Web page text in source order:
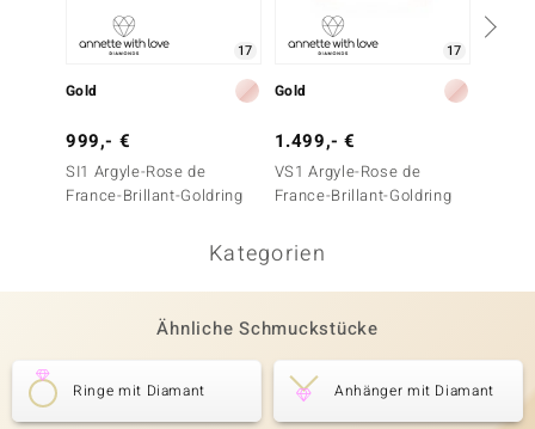
17
Gold
999,- €
SI1 Argyle-Rose de
France-Brillant-Goldring
17
Gold
1.499,- €
VS1 Argyle-Rose de
France-Brillant-Goldring
Kategorien
Ähnliche Schmuckstücke
Ringe mit Diamant Anhänger mit Diamant